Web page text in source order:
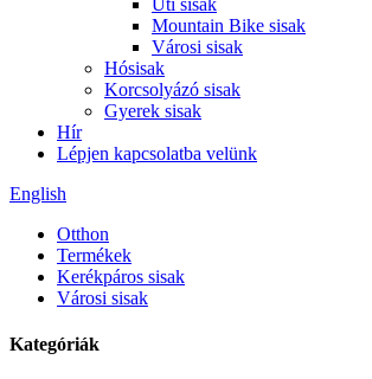
Úti sisak
Mountain Bike sisak
Városi sisak
Hósisak
Korcsolyázó sisak
Gyerek sisak
Hír
Lépjen kapcsolatba velünk
English
Otthon
Termékek
Kerékpáros sisak
Városi sisak
Kategóriák